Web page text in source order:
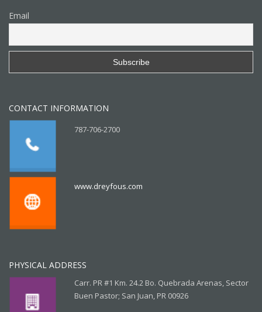
Email
CONTACT INFORMATION
787-706-2700
www.dreyfous.com
PHYSICAL ADDRESS
Carr. PR #1 Km. 24.2 Bo. Quebrada Arenas, Sector
Buen Pastor; San Juan, PR 00926